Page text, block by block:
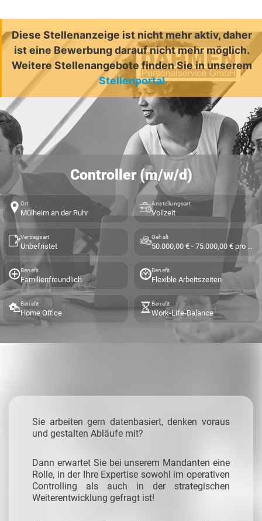
Diese Stellenanzeige ist nicht mehr aktiv, daher
ist eine Bewerbung darauf nicht mehr möglich.
Weitere Stellenangebote finden Sie in unserem
Stellenportal
Controller (m/w/d)
Ort
Mülheim an der Ruhr
Anstellungsart
Vollzeit
Vertragsart
Unbefristet
Gehalt
50.000,00 € - 75.000,00 € pro Jahr
Benefit
Familienfreundlich
Benefit
Flexible Arbeitszeiten
Benefit
Home Office
Benefit
Work-Life-Balance
Sie arbeiten gern datenbasiert, denken voraus
und gestalten Abläufe mit?
Dann erwartet Sie bei unserem Mandanten eine
Rolle, in der Ihre Expertise sowohl im operativen
Controlling als auch in der strategischen
Weiterentwicklung gefragt ist!